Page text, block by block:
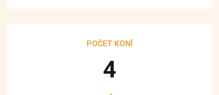
POČET KONÍ
5